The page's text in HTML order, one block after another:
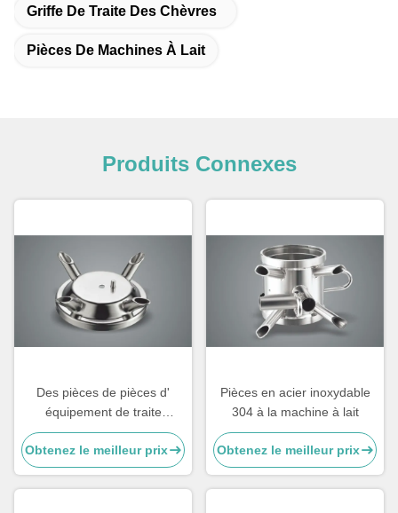
Griffe De Traite Des Chèvres
Pièces De Machines À Lait
Produits Connexes
Des pièces de pièces d'
équipement de traite
industriel universel.
Obtenez le meilleur prix
Pièces en acier inoxydable
304 à la machine à lait
Obtenez le meilleur prix